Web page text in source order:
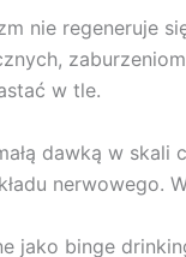
nie regeneruje
w tle.
dawką w
jako binge